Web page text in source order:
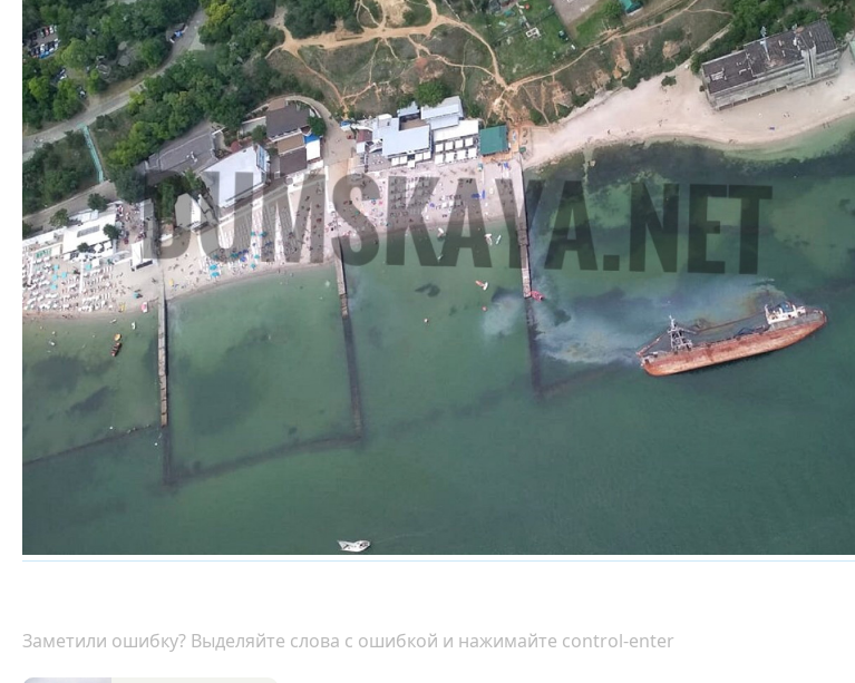
Заметили ошибку? Выделяйте слова с ошибкой и нажимайте control-enter